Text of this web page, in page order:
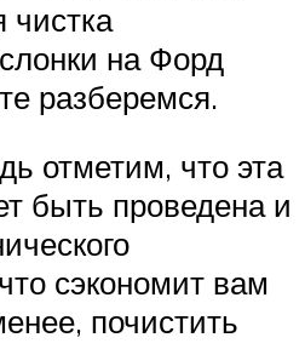
чистка
на Форд
разберемся.
отметим, что эта
быть проведена и
сэкономит вам
почистить